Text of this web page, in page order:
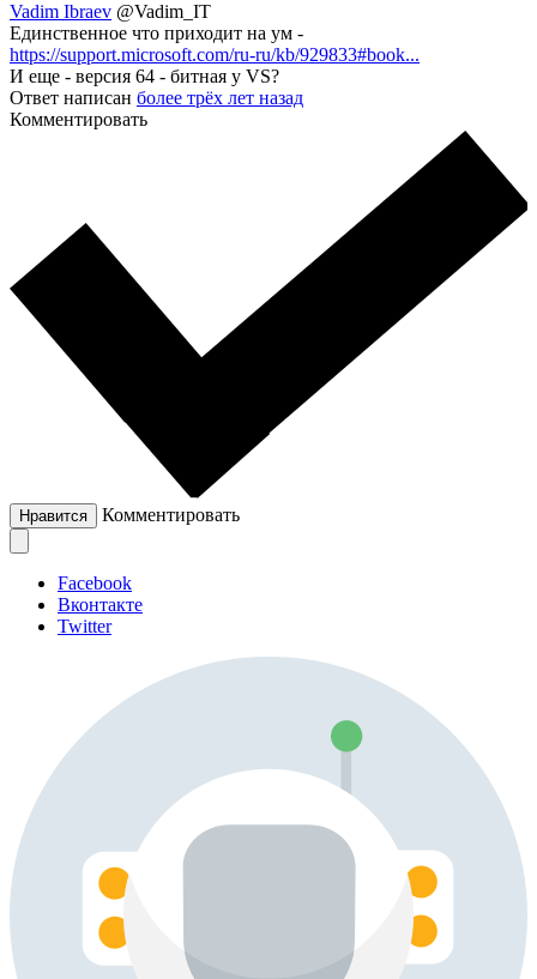
Vadim Ibraev @Vadim_IT
Единственное что приходит на ум -
https://support.microsoft.com/ru-ru/kb/929833#book...
И еще - версия 64 - битная у VS?
Ответ написан более трёх лет назад
Комментировать
Нравится Комментировать
Facebook
Вконтакте
Twitter